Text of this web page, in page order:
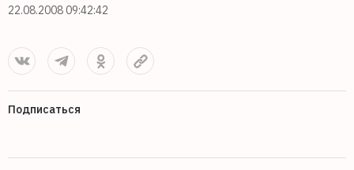
22.08.2008 09:42:42
Подписаться